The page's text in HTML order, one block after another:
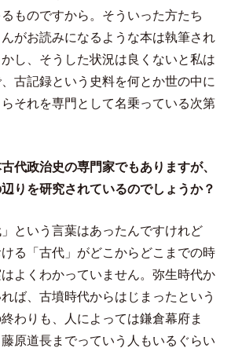
ものですから。そういった方たち
がお読みになるような本は執筆され
し、そうした状況は良くないと私は
古記録という史料を何とか世の中に
それを専門として名乗っている次第
代政治史の専門家でもありますが、
りを研究されているのでしょうか？
という言葉はあったんですけれど
る「古代」がどこからどこまでの時
よくわかっていません。弥生時代か
ば、古墳時代からはじまったという
わりも、人によっては鎌倉幕府ま
原道長までっていう人もいるぐらい